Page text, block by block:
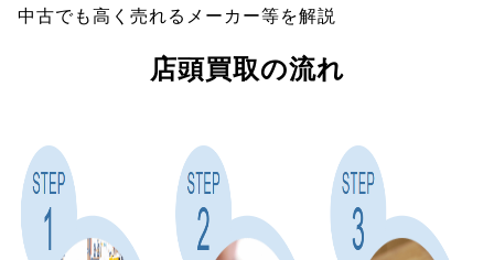
中古でも高く売れるメーカー等を解説
店頭買取の流れ